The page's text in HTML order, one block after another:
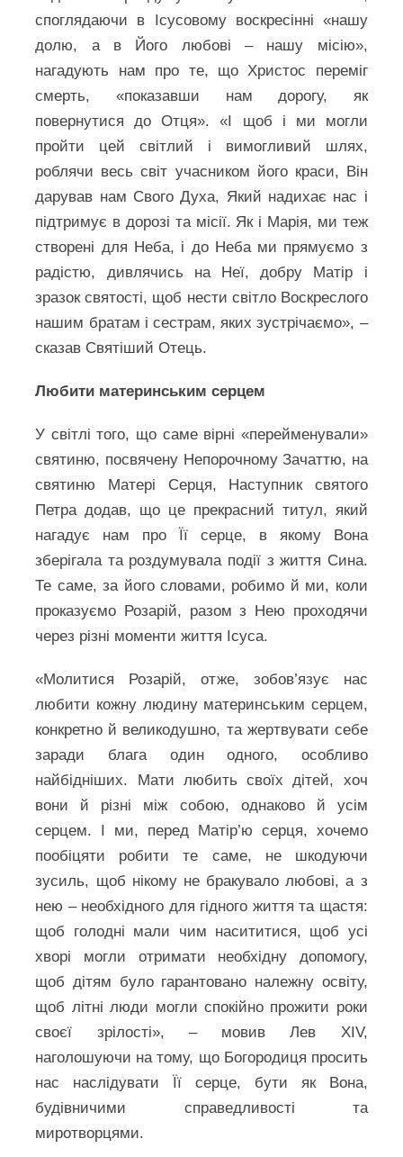
споглядаючи в Ісусовому воскресінні «нашу
долю, а в Його любові – нашу місію»,
нагадують нам про те, що Христос переміг
смерть, «показавши нам дорогу, як
повернутися до Отця». «І щоб і ми могли
пройти цей світлий і вимогливий шлях,
роблячи весь світ учасником його краси, Він
дарував нам Свого Духа, Який надихає нас і
підтримує в дорозі та місії. Як і Марія, ми теж
створені для Неба, і до Неба ми прямуємо з
радістю, дивлячись на Неї, добру Матір і
зразок святості, щоб нести світло Воскреслого
нашим братам і сестрам, яких зустрічаємо», –
сказав Святіший Отець.
Любити материнським серцем
У світлі того, що саме вірні «перейменували»
святиню, посвячену Непорочному Зачаттю, на
святиню Матері Серця, Наступник святого
Петра додав, що це прекрасний титул, який
нагадує нам про Її серце, в якому Вона
зберігала та роздумувала події з життя Сина.
Те саме, за його словами, робимо й ми, коли
проказуємо Розарій, разом з Нею проходячи
через різні моменти життя Ісуса.
«Молитися Розарій, отже, зобов’язує нас
любити кожну людину материнським серцем,
конкретно й великодушно, та жертвувати себе
заради блага один одного, особливо
найбідніших. Мати любить своїх дітей, хоч
вони й різні між собою, однаково й усім
серцем. І ми, перед Матір’ю серця, хочемо
пообіцяти робити те саме, не шкодуючи
зусиль, щоб нікому не бракувало любові, а з
нею – необхідного для гідного життя та щастя:
щоб голодні мали чим насититися, щоб усі
хворі могли отримати необхідну допомогу,
щоб дітям було гарантовано належну освіту,
щоб літні люди могли спокійно прожити роки
своєї зрілості», – мовив Лев XIV,
наголошуючи на тому, що Богородиця просить
нас наслідувати Її серце, бути як Вона,
будівничими справедливості та
миротворцями.